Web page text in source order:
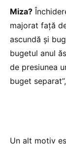
Miza?
majorat față
ascundă și
bugetul anul
de presiunea
buget
Un alt motiv